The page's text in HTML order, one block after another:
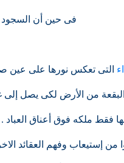
فى حين أن السجود
التى تعكس نورها على عين
من الأرض لكى يصل إلى
فقط ملكه فوق أعناق العباد
من إستيعاب وفهم العقائد